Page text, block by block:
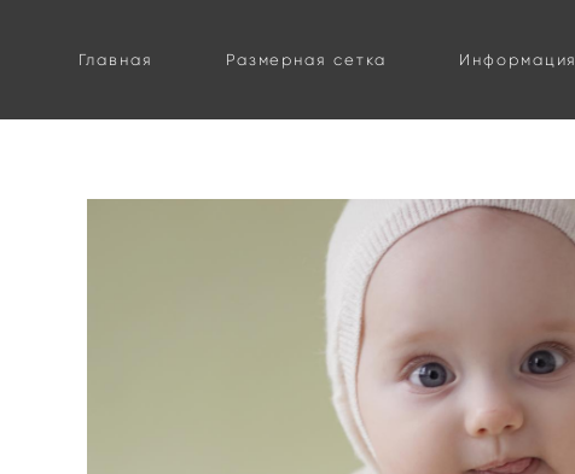
Главная Размерная сетка Информация